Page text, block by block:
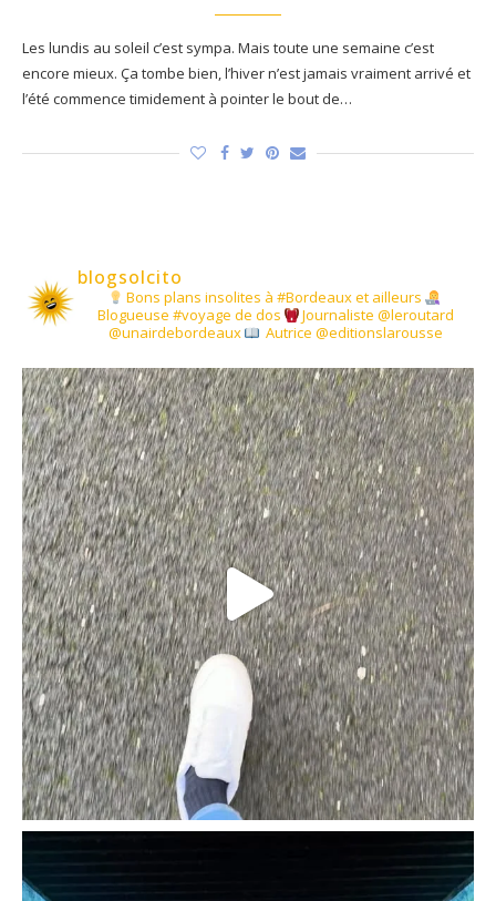
Les lundis au soleil c’est sympa. Mais toute une semaine c’est
encore mieux. Ça tombe bien, l’hiver n’est jamais vraiment arrivé et
l’été commence timidement à pointer le bout de…
blogsolcito
Bons plans insolites à #Bordeaux et ailleurs
Blogueuse #voyage de dos
Journaliste @leroutard
@unairdebordeaux
Autrice @editionslarousse